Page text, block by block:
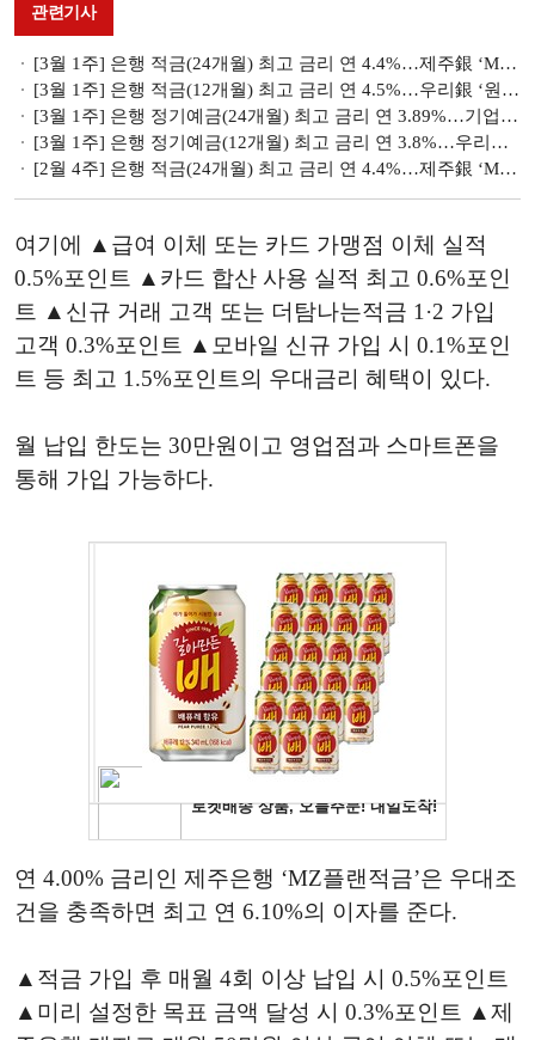
관련기사
[3월 1주] 은행 적금(24개월) 최고 금리 연 4.4%…제주銀 ‘MZ플랜적금’
[3월 1주] 은행 적금(12개월) 최고 금리 연 4.5%…우리銀 ‘원적금’
[3월 1주] 은행 정기예금(24개월) 최고 금리 연 3.89%…기업銀 ‘1석7조통장’
[3월 1주] 은행 정기예금(12개월) 최고 금리 연 3.8%…우리銀 ‘원플러스’
[2월 4주] 은행 적금(24개월) 최고 금리 연 4.4%…제주銀 ‘MZ플랜적금’
여기에 ▲급여 이체 또는 카드 가맹점 이체 실적
0.5%포인트 ▲카드 합산 사용 실적 최고 0.6%포인
트 ▲신규 거래 고객 또는 더탐나는적금 1·2 가입
고객 0.3%포인트 ▲모바일 신규 가입 시 0.1%포인
트 등 최고 1.5%포인트의 우대금리 혜택이 있다.
월 납입 한도는 30만원이고 영업점과 스마트폰을
통해 가입 가능하다.
연 4.00% 금리인 제주은행 ‘MZ플랜적금’은 우대조
건을 충족하면 최고 연 6.10%의 이자를 준다.
▲적금 가입 후 매월 4회 이상 납입 시 0.5%포인트
▲미리 설정한 목표 금액 달성 시 0.3%포인트 ▲제